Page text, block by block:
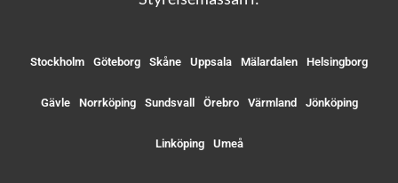
Stockholm Göteborg Skåne Uppsala Mälardalen Helsingborg
Gävle Norrköping Sundsvall Örebro Värmland Jönköping
Linköping Umeå